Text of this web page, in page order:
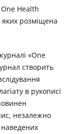
One Health
яких розміщена
«One
створить
в рукописі
незалежно
наведених